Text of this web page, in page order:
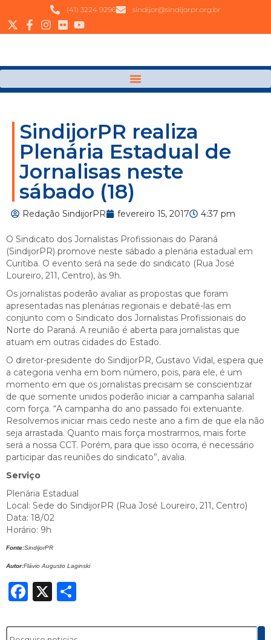
(41) 3224 9296 sindijor@sindijorpr.org.br
SindijorPR realiza
Plenária Estadual de
Jornalisas neste
sábado (18)
Redação SindijorPR fevereiro 15, 2017 4:37 pm
O Sindicato dos Jornalistas Profissionais do Paraná
(SindijorPR) promove neste sábado a plenária estadual em
Curitiba. O evento será na sede do sindicato (Rua José
Loureiro, 211, Centro), às 9h.
Os jornalistas poderão avaliar as propostas que foram
apresentadas nas plenárias regionais e debatê-las em
conjunto com o Sindicato dos Jornalistas Profissionais do
Norte do Paraná. A reunião é aberta para jornalistas que
atuam em outras cidades do Estado.
O diretor-presidente do SindijorPR, Gustavo Vidal, espera que
a categoria venha em bom número, pois, para ele, é um
momento em que os jornalistas precisam se conscientizar
de que somente unidos poderão iniciar a campanha salarial
com força. “A campanha do ano passado foi extenuante.
Resolvemos iniciar mais cedo neste ano a fim de que ela não
seja arrastada. Quanto mais força mostrarmos, mais forte
será a nossa CCT. Porém, para que isso ocorra, é necessário
participar das reuniões do sindicato”, avalia.
Serviço
Plenária Estadual
Local: Sede do SindijorPR (Rua José Loureiro, 211, Centro)
Data: 18/02
Horário: 9h
Fonte:SindijorPR
Autor:Flávio Augusto Laginski
Facebook
X